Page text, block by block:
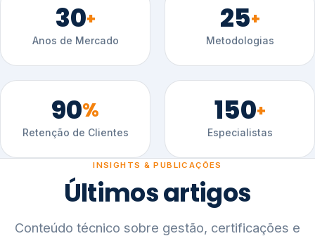
30+
Anos de Mercado
25+
Metodologias
90%
Retenção de Clientes
150+
Especialistas
INSIGHTS & PUBLICAÇÕES
Últimos artigos
Conteúdo técnico sobre gestão, certificações e